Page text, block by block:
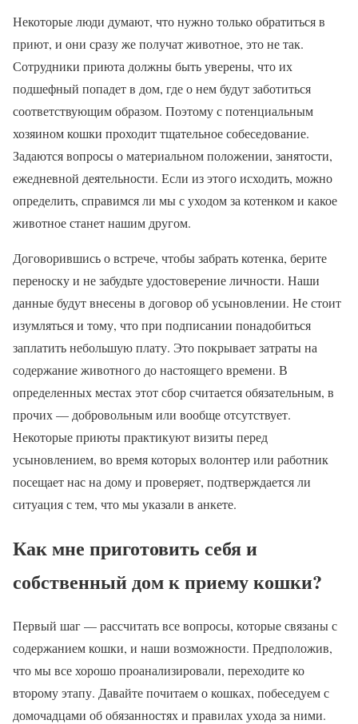
Некоторые люди думают, что нужно только обратиться в
приют, и они сразу же получат животное, это не так.
Сотрудники приюта должны быть уверены, что их
подшефный попадет в дом, где о нем будут заботиться
соответствующим образом. Поэтому с потенциальным
хозяином кошки проходит тщательное собеседование.
Задаются вопросы о материальном положении, занятости,
ежедневной деятельности. Если из этого исходить, можно
определить, справимся ли мы с уходом за котенком и какое
животное станет нашим другом.
Договорившись о встрече, чтобы забрать котенка, берите
переноску и не забудьте удостоверение личности. Наши
данные будут внесены в договор об усыновлении. Не стоит
изумляться и тому, что при подписании понадобиться
заплатить небольшую плату. Это покрывает затраты на
содержание животного до настоящего времени. В
определенных местах этот сбор считается обязательным, в
прочих — добровольным или вообще отсутствует.
Некоторые приюты практикуют визиты перед
усыновлением, во время которых волонтер или работник
посещает нас на дому и проверяет, подтверждается ли
ситуация с тем, что мы указали в анкете.
Как мне приготовить себя и
собственный дом к приему кошки?
Первый шаг — рассчитать все вопросы, которые связаны с
содержанием кошки, и наши возможности. Предположив,
что мы все хорошо проанализировали, переходите ко
второму этапу. Давайте почитаем о кошках, побеседуем с
домочадцами об обязанностях и правилах ухода за ними.